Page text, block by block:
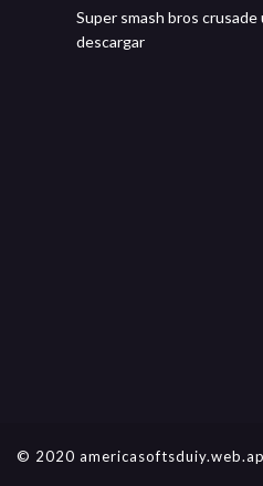
Super smash bros crusade
descargar
© 2020